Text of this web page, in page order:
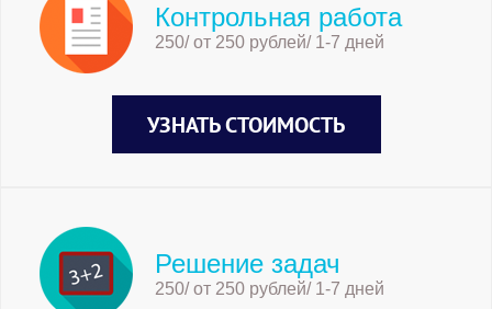
Контрольная работа
250/ от 250 рублей/ 1-7 дней
УЗНАТЬ СТОИМОСТЬ
Решение задач
250/ от 250 рублей/ 1-7 дней